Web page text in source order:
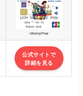
©Disney/Pixar
公式サイトで
詳細を見る